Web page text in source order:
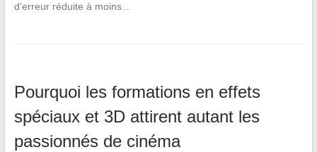
d’erreur réduite à moins…
Pourquoi les formations en effets
spéciaux et 3D attirent autant les
passionnés de cinéma